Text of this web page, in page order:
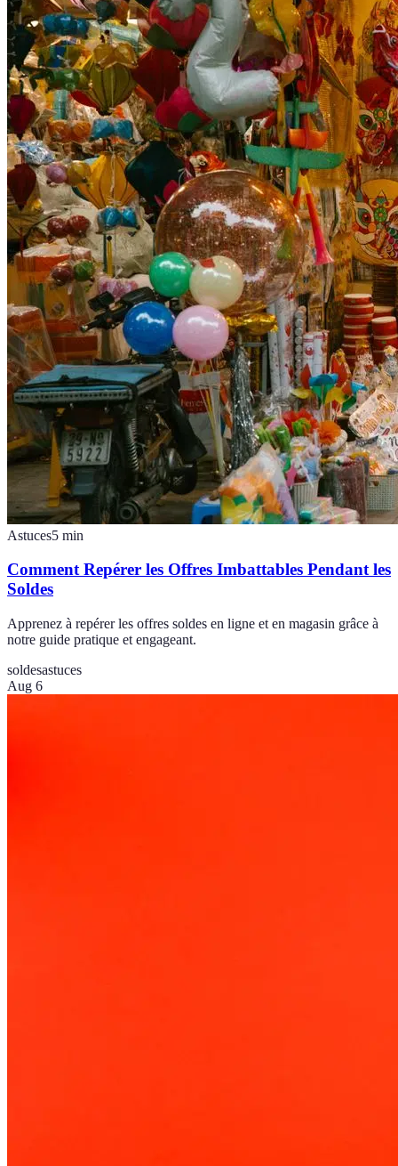
Astuces5 min
Comment Repérer les Offres Imbattables Pendant les
Soldes
Apprenez à repérer les offres soldes en ligne et en magasin grâce à
notre guide pratique et engageant.
soldesastuces
Aug 6